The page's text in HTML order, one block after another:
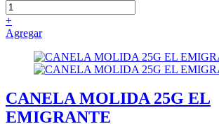
+
Agregar
CANELA MOLIDA 25G EL
EMIGRANTE